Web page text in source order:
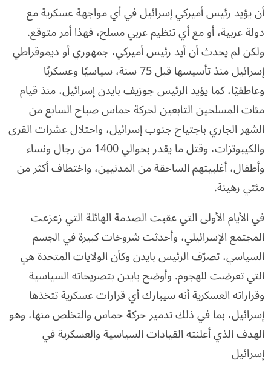
أن يؤيد رئيس أميركي إسرائيل في أي مواجهة عسكرية مع
دولة عربية، أو مع أي تنظيم عربي مسلح، فهذا أمر متوقع.
ولكن لم يحدث أن أيد رئيس أميركي، جمهوري أو ديموقراطي
إسرائيل منذ تأسيسها قبل 75 سنة، سياسيًا وعسكريًا
وعاطفيًا، كما يؤيد الرئيس جوزيف بايدن إسرائيل، منذ قيام
مئات المسلحين التابعين لحركة حماس صباح السابع من
الشهر الجاري باجتياح جنوب إسرائيل، واحتلال عشرات القرى
والكيبوتزات، وقتل ما يقدر بحوالي 1400 من رجال ونساء
وأطفال، أغلبيتهم الساحقة من المدنيين، واختطاف أكثر من
مئتي رهينة.
في الأيام الأولى التي عقبت الصدمة الهائلة التي زعزعت
المجتمع الإسرائيلي، وأحدثت شروخات كبيرة في الجسم
السياسي، تصرّف الرئيس بايدن وكأن الولايات المتحدة هي
التي تعرضت للهجوم. وأوضح بايدن بتصريحاته السياسية
وقراراته العسكرية أنه سيبارك أي قرارات عسكرية تتخذها
إسرائيل، بما في ذلك تدمير حركة حماس والتخلص منها، وهو
الهدف الذي أعلنته القيادات السياسية والعسكرية في
إسرائيل